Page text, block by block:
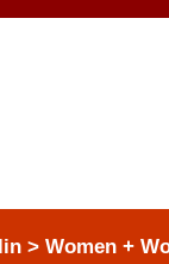
> Women +